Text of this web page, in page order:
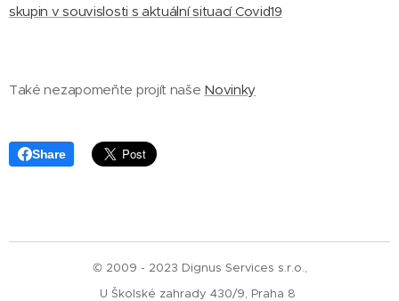
skupin v souvislosti s aktuální situací Covid19
Také nezapomeňte projít naše Novinky
Share
© 2009 - 2023 Dignus Services s.r.o.,
U Školské zahrady 430/9, Praha 8